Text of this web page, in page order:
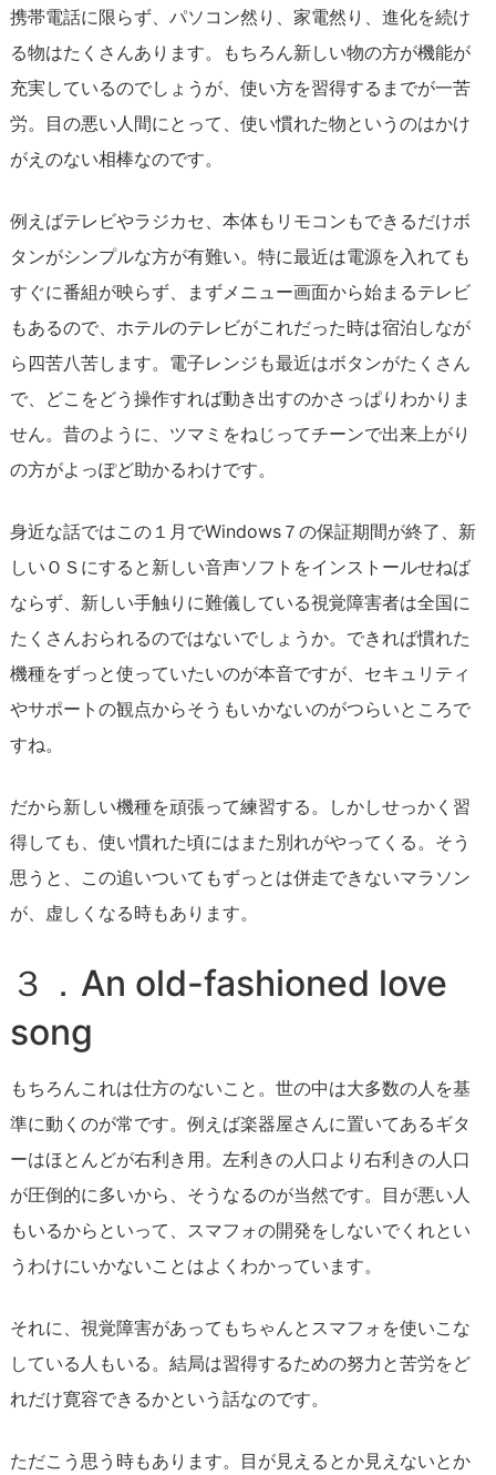
携帯電話に限らず、パソコン然り、家電然り、進化を続け
る物はたくさんあります。もちろん新しい物の方が機能が
充実しているのでしょうが、使い方を習得するまでが一苦
労。目の悪い人間にとって、使い慣れた物というのはかけ
がえのない相棒なのです。
例えばテレビやラジカセ、本体もリモコンもできるだけボ
タンがシンプルな方が有難い。特に最近は電源を入れても
すぐに番組が映らず、まずメニュー画面から始まるテレビ
もあるので、ホテルのテレビがこれだった時は宿泊しなが
ら四苦八苦します。電子レンジも最近はボタンがたくさん
で、どこをどう操作すれば動き出すのかさっぱりわかりま
せん。昔のように、ツマミをねじってチーンで出来上がり
の方がよっぽど助かるわけです。
身近な話ではこの１月でWindows７の保証期間が終了、新
しいＯＳにすると新しい音声ソフトをインストールせねば
ならず、新しい手触りに難儀している視覚障害者は全国に
たくさんおられるのではないでしょうか。できれば慣れた
機種をずっと使っていたいのが本音ですが、セキュリティ
やサポートの観点からそうもいかないのがつらいところで
すね。
だから新しい機種を頑張って練習する。しかしせっかく習
得しても、使い慣れた頃にはまた別れがやってくる。そう
思うと、この追いついてもずっとは併走できないマラソン
が、虚しくなる時もあります。
３．An old-fashioned love
song
もちろんこれは仕方のないこと。世の中は大多数の人を基
準に動くのが常です。例えば楽器屋さんに置いてあるギタ
ーはほとんどが右利き用。左利きの人口より右利きの人口
が圧倒的に多いから、そうなるのが当然です。目が悪い人
もいるからといって、スマフォの開発をしないでくれとい
うわけにいかないことはよくわかっています。
それに、視覚障害があってもちゃんとスマフォを使いこな
している人もいる。結局は習得するための努力と苦労をど
れだけ寛容できるかという話なのです。
ただこう思う時もあります。目が見えるとか見えないとか